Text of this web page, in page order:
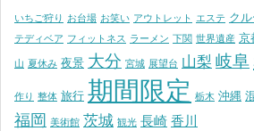
いちご狩り お台場 お笑い アウトレット エステ ク
テディベア フィットネス ラーメン 下関 世界遺産 京
山 夏休み 夜景 大分 宮城 展望台 山梨 岐阜
作り 整体 旅行 期間限定 栃木 沖縄
福岡 美術館 茨城 観光 長崎 香川